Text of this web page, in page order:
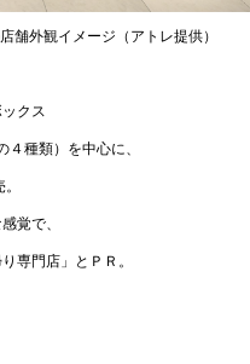
舗外観イメージ（アトレ提供）
クス
４種類）を中心に、
覚で、
専門店」とＰＲ。